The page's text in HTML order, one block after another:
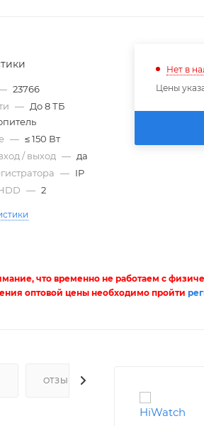
23766
— До 8 ТБ
— ≤ 150 Вт
/ выход — да
— IP
— 2
Нет в
Цены
что временно не работаем с
оптовой цены необходимо пройти
ОТЗЫВЫ